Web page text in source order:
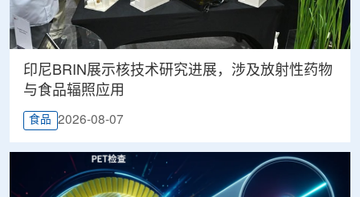
印尼BRIN展示核技术研究进展，涉及放射性药物
与食品辐照应用
食品 2026-08-07